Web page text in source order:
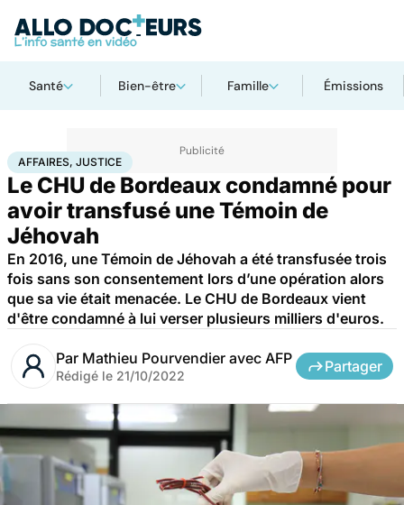
Santé Bien-être Famille Émissions
AccueilSantéSociétéAffaires, justice
AFFAIRES, JUSTICE
Le CHU de Bordeaux condamné pour
avoir transfusé une Témoin de
Jéhovah
En 2016, une Témoin de Jéhovah a été transfusée trois
fois sans son consentement lors d’une opération alors
que sa vie était menacée. Le CHU de Bordeaux vient
d'être condamné à lui verser plusieurs milliers d'euros.
Par Mathieu Pourvendier avec AFP
Rédigé le 21/10/2022
Partager